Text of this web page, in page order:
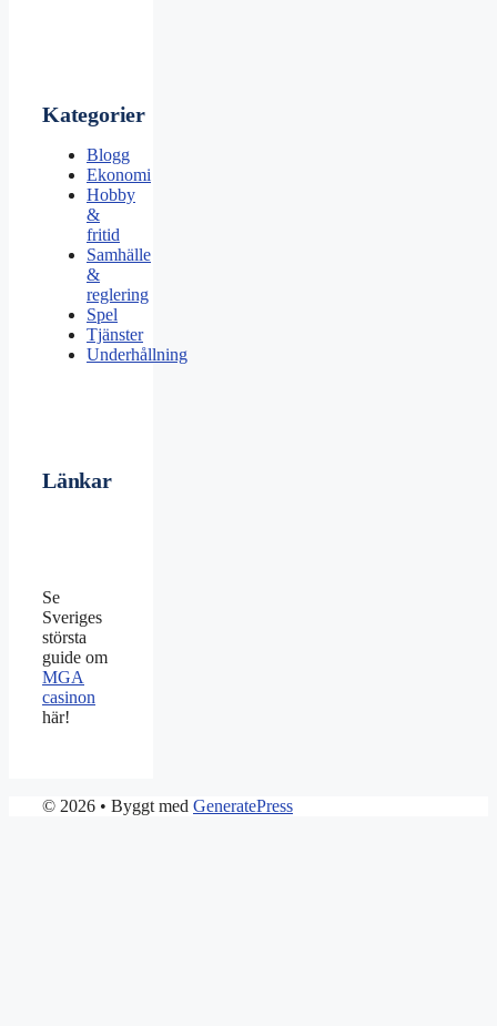
Kategorier
Blogg
Ekonomi
Hobby
&
fritid
Samhälle
&
reglering
Spel
Tjänster
Underhållning
Länkar
Se
Sveriges
största
guide om
MGA
casinon
här!
© 2026 • Byggt med GeneratePress